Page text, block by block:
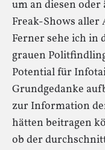
um an diesen
Freak-Shows
Ferner sehe ich in
grauen
Potential für
Grundgedanke
zur Information
hätten beitragen
ob der